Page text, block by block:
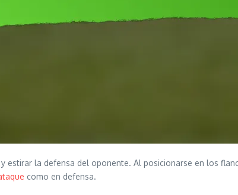
estirar la defensa del oponente. Al posicionarse en los
como en defensa.